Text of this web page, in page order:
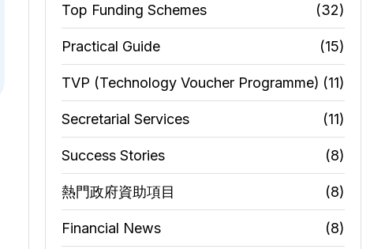
Top Funding Schemes (32)
Practical Guide (15)
TVP (Technology Voucher Programme) (11)
Secretarial Services (11)
Success Stories (8)
熱門政府資助項目 (8)
Financial News (8)